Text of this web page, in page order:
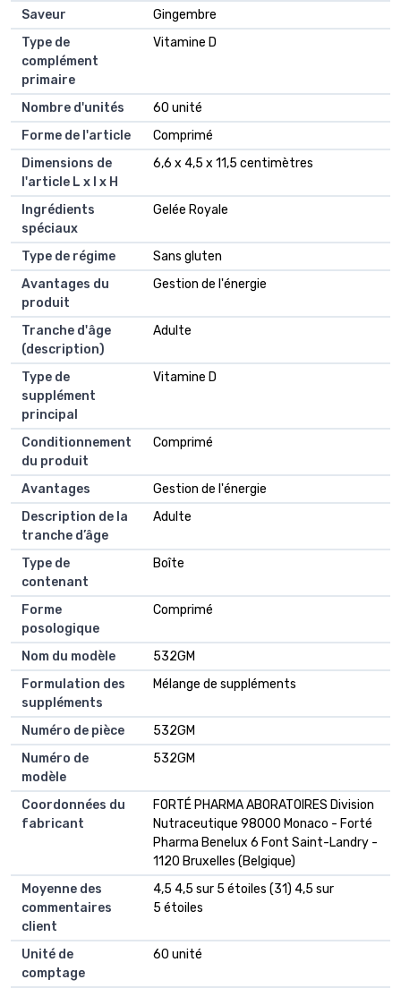
Saveur
Gingembre
Type de
complément
primaire
Vitamine D
Nombre d'unités
60 unité
Forme de l'article
Comprimé
Dimensions de
l'article L x l x H
6,6 x 4,5 x 11,5 centimètres
Ingrédients
spéciaux
Gelée Royale
Type de régime
Sans gluten
Avantages du
produit
Gestion de l'énergie
Tranche d'âge
(description)
Adulte
Type de
supplément
principal
Vitamine D
Conditionnement
du produit
Comprimé
Avantages
Gestion de l'énergie
Description de la
tranche d’âge
Adulte
Type de
contenant
Boîte
Forme
posologique
Comprimé
Nom du modèle
532GM
Formulation des
suppléments
Mélange de suppléments
Numéro de pièce
532GM
Numéro de
modèle
532GM
Coordonnées du
fabricant
FORTÉ PHARMA ABORATOIRES Division
Nutraceutique 98000 Monaco - Forté
Pharma Benelux 6 Font Saint-Landry -
1120 Bruxelles (Belgique)
Moyenne des
commentaires
client
4,5 4,5 sur 5 étoiles (31) 4,5 sur
5 étoiles
Unité de
comptage
60 unité